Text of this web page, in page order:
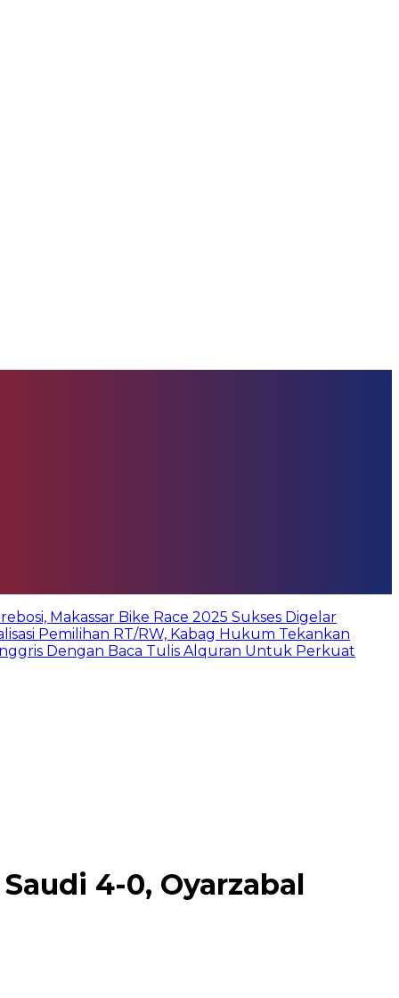
Makassar Bike Race 2025 Sukses Digelar
Pemilihan RT/RW, Kabag Hukum Tekankan
Dengan Baca Tulis Alquran Untuk Perkuat
4-0, Oyarzabal